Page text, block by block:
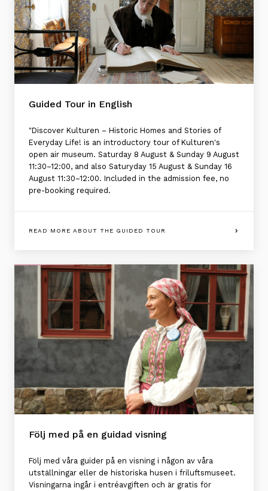
Guided Tour in English
"Discover Kulturen – Historic Homes and Stories of
Everyday Life! is an introductory tour of Kulturen's
open air museum. Saturday 8 August & Sunday 9 August
11:30–12:00, and also Saturyday 15 August & Sunday 16
August 11:30–12:00. Included in the admission fee, no
pre-booking required.
READ MORE ABOUT THE GUIDED TOUR
Följ med på en guidad visning
Följ med våra guider på en visning i någon av våra
utställningar eller de historiska husen i friluftsmuseet.
Visningarna ingår i entréavgiften och är gratis för